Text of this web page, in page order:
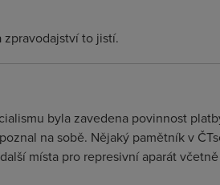
zpravodajství to jistí.
byla zavedena povinnost
na sobě. Nějaký pamětník v
místa pro represivní aparát